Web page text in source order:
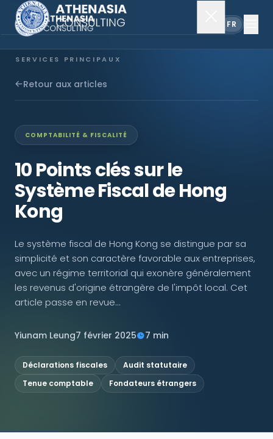
FR
SERVICES PRINCIPAUX
Constitution de société
Comptabilité & audit
EXPLORER
À propos
Actualités
NOUS SUIVRE
Contactez-nous
Retour aux articles
COMPTABILITÉ & FISCALITÉ
10 Points clés sur le
Système Fiscal de Hong
Kong
Le système fiscal de Hong Kong se distingue par sa
simplicité et son caractère favorable aux entreprises,
avec un régime territorial qui exonère généralement
les revenus d'origine étrangère de l'impôt local. Cet
article passe en revue...
Yiunam Leung7 février 2025 7 min
Déclarations fiscales
Audit statutaire
Tenue comptable
Fondateurs étrangers